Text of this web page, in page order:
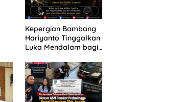
Kepergian Bambang
Hariyanto Tinggalkan
Luka Mendalam bagi
Patrolihukum.net